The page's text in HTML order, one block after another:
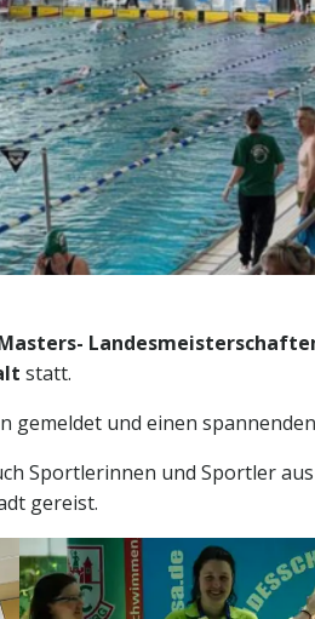
statt.
gemeldet und einen
Sportlerinnen und Sportler
gereist.